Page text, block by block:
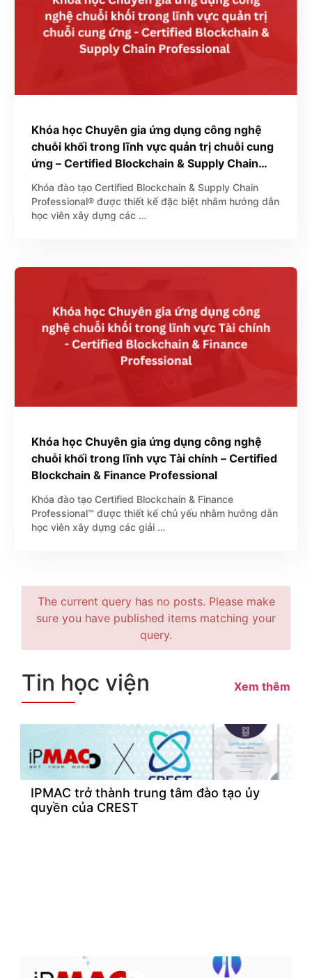
Khóa học Chuyên gia ứng dụng công nghệ
chuỗi khối trong lĩnh vực quản trị chuỗi cung
ứng – Certified Blockchain & Supply Chain
Professional
Khóa đào tạo Certified Blockchain & Supply Chain
Professional® được thiết kế đặc biệt nhằm hướng dẫn
học viên xây dựng các …
Khóa học Chuyên gia ứng dụng công nghệ
chuỗi khối trong lĩnh vực Tài chính – Certified
Blockchain & Finance Professional
Khóa đào tạo Certified Blockchain & Finance
Professional™ được thiết kế chủ yếu nhằm hướng dẫn
học viên xây dựng các giải …
The current query has no posts. Please make
sure you have published items matching your
query.
Tin học viện Xem thêm
IPMAC trở thành trung tâm đào tạo ủy
quyền của CREST